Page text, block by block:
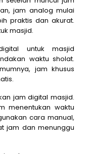
jam analog mulai
praktis dan akurat.
masjid.
untuk masjid
waktu sholat.
jam khusus
jam digital masjid.
menentukan waktu
cara manual,
jam dan menunggu